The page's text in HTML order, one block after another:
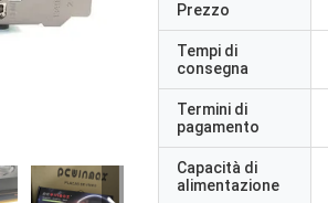
Prezzo
Tempi di
consegna
Termini di
pagamento
Capacità di
alimentazione